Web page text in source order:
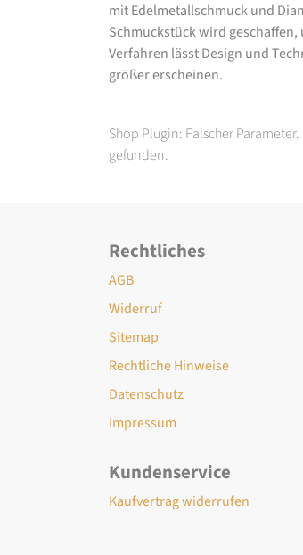
mit Edelmetallschmuck und
Schmuckstück wird
Verfahren lässt Design und
größer erscheinen.
Shop Plugin: Falscher
gefunden.
Rechtliches
AGB
Widerruf
Sitemap
Rechtliche Hinweise
Datenschutz
Impressum
Kundenservice
Kaufvertrag widerrufen